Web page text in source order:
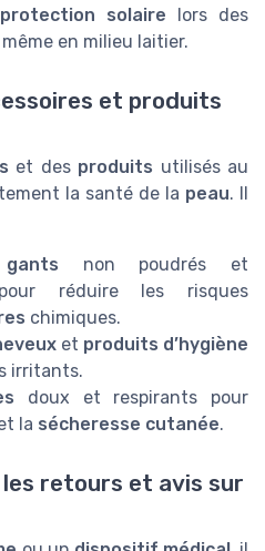
protection solaire lors des
en milieu laitier.
et produits
et des produits utilisés au
la santé de la peau. Il
gants non poudrés et
pour réduire les risques
chimiques.
et produits d’hygiène
irritants.
doux et respirants pour
la sécheresse cutanée.
retours et avis sur